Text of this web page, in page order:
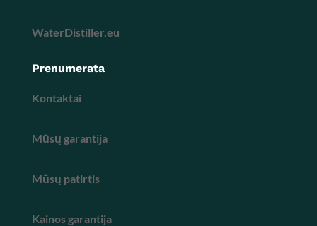
WaterDistiller.eu
Prenumerata
Kontaktai
Mūsų garantija
Mūsų patirtis
Kainos garantija